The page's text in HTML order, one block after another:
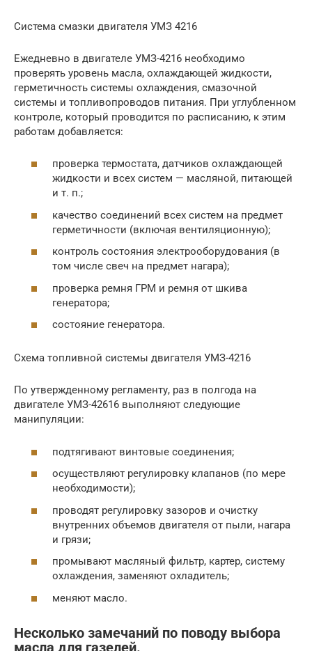
Система смазки двигателя УМЗ 4216
Ежедневно в двигателе УМЗ-4216 необходимо
проверять уровень масла, охлаждающей жидкости,
герметичность системы охлаждения, смазочной
системы и топливопроводов питания. При углубленном
контроле, который проводится по расписанию, к этим
работам добавляется:
проверка термостата, датчиков охлаждающей
жидкости и всех систем — масляной, питающей
и т. п.;
качество соединений всех систем на предмет
герметичности (включая вентиляционную);
контроль состояния электрооборудования (в
том числе свеч на предмет нагара);
проверка ремня ГРМ и ремня от шкива
генератора;
состояние генератора.
Схема топливной системы двигателя УМЗ-4216
По утвержденному регламенту, раз в полгода на
двигателе УМЗ-42616 выполняют следующие
манипуляции:
подтягивают винтовые соединения;
осуществляют регулировку клапанов (по мере
необходимости);
проводят регулировку зазоров и очистку
внутренних объемов двигателя от пыли, нагара
и грязи;
промывают масляный фильтр, картер, систему
охлаждения, заменяют охладитель;
меняют масло.
Несколько замечаний по поводу выбора